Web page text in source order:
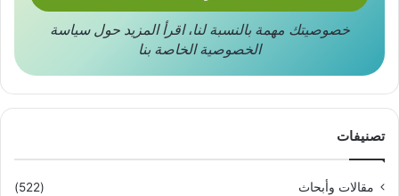
خصوصيتك مهمة بالنسبة لنا،اقرأ المزيد حولسياسة
الخصوصيةالخاصة بنا
تصنيفات
مقالات وأبحاث
(522)